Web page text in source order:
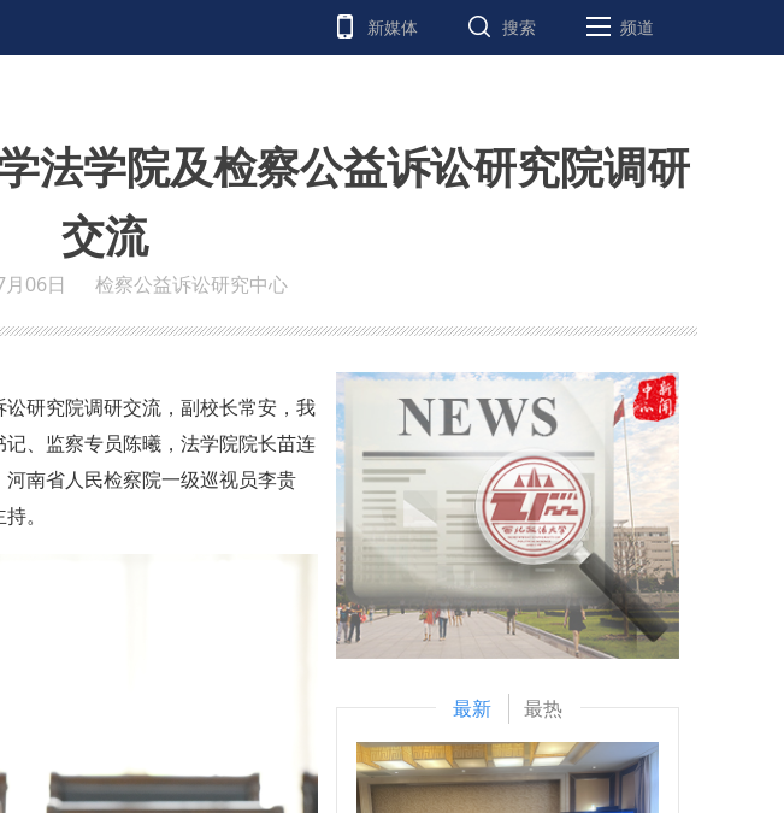
新媒体 搜索 频道
法学院及检察公益诉讼研究院调研
交流
06日 检察公益诉讼研究中心
研究院调研交流，副校长常安，我
、监察专员陈曦，法学院院长苗连
南省人民检察院一级巡视员李贵
。
最新 最热